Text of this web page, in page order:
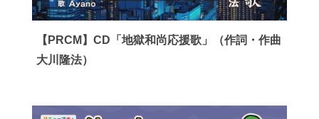
【PRCM】CD「地獄和尚応援歌」（作詞・作曲
大川隆法）